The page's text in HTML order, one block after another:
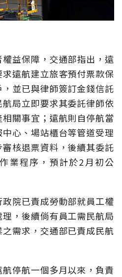
益保障，交通部指出，遠
遠航建立旅客預付票款保
並已與律師簽訂金錢信託
局立即要求其委託律師依
關事宜；遠航則自停航當
心、場站櫃台等管道受理
核退票資料，後續其委託
業程序，預計於2月初公
院已責成勞動部就員工權
，後續倘有員工需民航局
需求，交通部已責成民航
停航一個多月以來，負責